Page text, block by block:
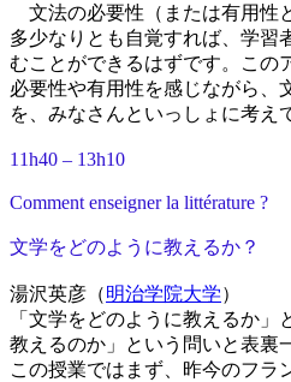
文法の必要性（または有用性
多少なりとも自覚すれば、学習
むことができるはずです。この
必要性や有用性を感じながら、
を、みなさんといっしょに考え
11h40 – 13h10
Comment enseigner la littérature ?
文学をどのように教えるか？
湯沢英彦（明治学院大学）
「文学をどのように教えるか
教えるのか」という問いと表裏
この授業ではまず、昨今のフラ